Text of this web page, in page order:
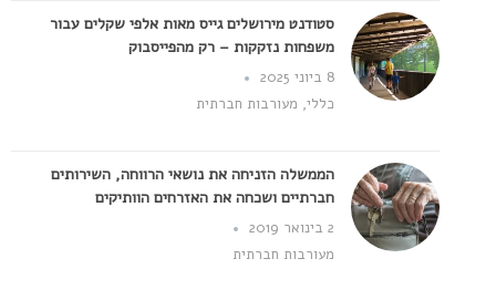
סטודנט מירושלים גייס מאות אלפי שקלים עבור
משפחות נזקקות – רק מהפייסבוק
8 ביוני 2025
כללי, מעורבות חברתית
הממשלה הזניחה את נושאי הרווחה, השירותים
חברתיים ושכחה את האזרחים הוותיקים
2 בינואר 2019
מעורבות חברתית